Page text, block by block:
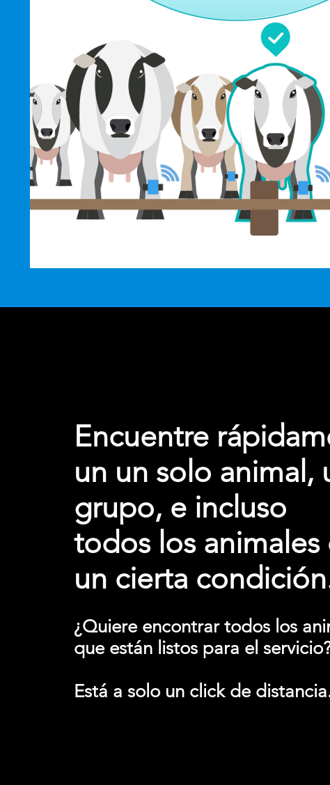
Encuentre
un un solo animal,
grupo, e incluso
todos los animales
un cierta
¿Quiere encontrar todos los
que están listos para el
Está a solo un click de